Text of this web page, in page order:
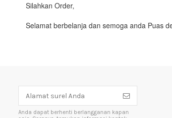
Silahkan Order,
Selamat berbelanja dan semoga anda Puas
Anda dapat berhenti berlangganan kapan